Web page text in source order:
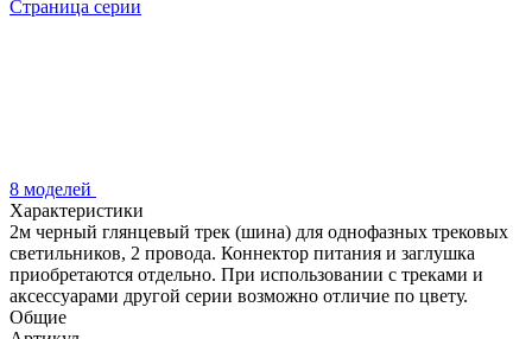
Страница серии
8 моделей
Характеристики
2м черный глянцевый трек (шина) для однофазных трековых
светильников, 2 провода. Коннектор питания и заглушка
приобретаются отдельно. При использовании с треками и
аксессуарами другой серии возможно отличие по цвету.
Общие